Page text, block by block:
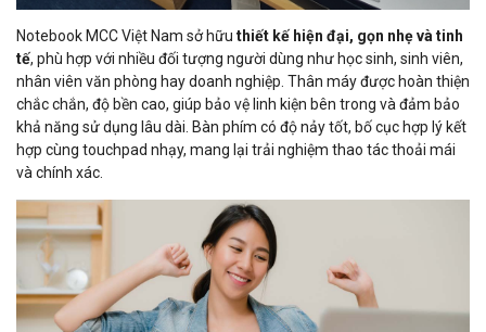
Notebook MCC Việt Nam sở hữu thiết kế hiện đại, gọn nhẹ và tinh
tế, phù hợp với nhiều đối tượng người dùng như học sinh, sinh viên,
nhân viên văn phòng hay doanh nghiệp. Thân máy được hoàn thiện
chắc chắn, độ bền cao, giúp bảo vệ linh kiện bên trong và đảm bảo
khả năng sử dụng lâu dài. Bàn phím có độ nảy tốt, bố cục hợp lý kết
hợp cùng touchpad nhạy, mang lại trải nghiệm thao tác thoải mái
và chính xác.